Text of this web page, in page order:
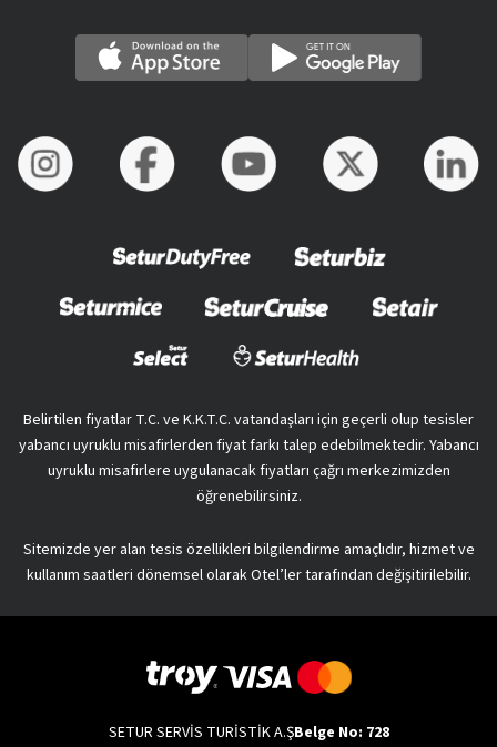
Belirtilen fiyatlar T.C. ve K.K.T.C. vatandaşları için geçerli olup tesisler
yabancı uyruklu misafirlerden fiyat farkı talep edebilmektedir. Yabancı
uyruklu misafirlere uygulanacak fiyatları çağrı merkezimizden
öğrenebilirsiniz.
Sitemizde yer alan tesis özellikleri bilgilendirme amaçlıdır, hizmet ve
kullanım saatleri dönemsel olarak Otel’ler tarafından değişitirilebilir.
SETUR SERVİS TURİSTİK A.ŞBelge No: 728